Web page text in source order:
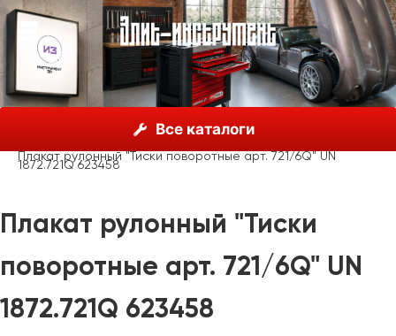
Все каталоги
Unior, Словения
Рекламные материалы
Рекламные стенды
Плакат рулонный "Тиски поворотные арт. 721/6Q" UN
1872.721Q 623458
Плакат рулонный "Тиски
поворотные арт. 721/6Q" UN
1872.721Q 623458